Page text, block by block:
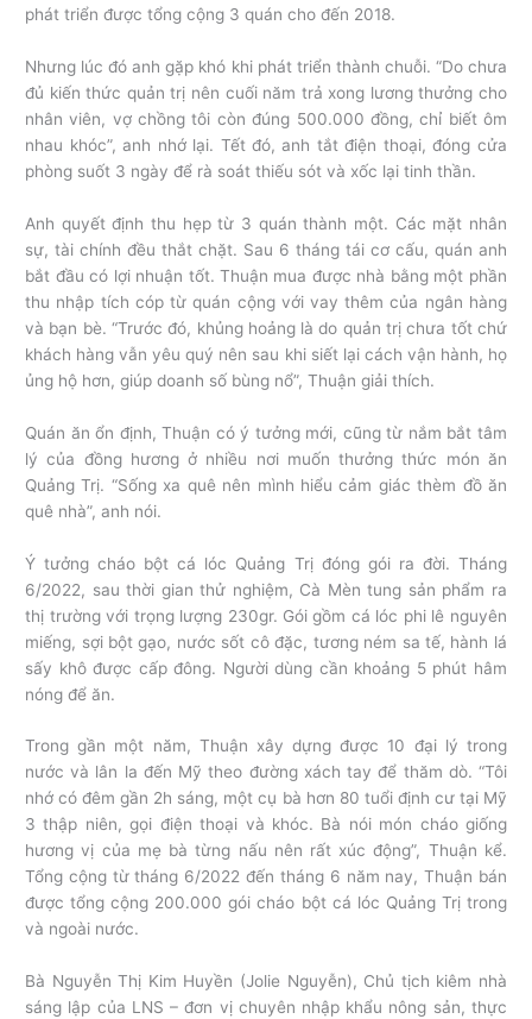
phát triển được tổng cộng 3 quán cho đến 2018.
Nhưng lúc đó anh gặp khó khi phát triển thành chuỗi. “Do chưa
đủ kiến thức quản trị nên cuối năm trả xong lương thưởng cho
nhân viên, vợ chồng tôi còn đúng 500.000 đồng, chỉ biết ôm
nhau khóc”, anh nhớ lại. Tết đó, anh tắt điện thoại, đóng cửa
phòng suốt 3 ngày để rà soát thiếu sót và xốc lại tinh thần.
Anh quyết định thu hẹp từ 3 quán thành một. Các mặt nhân
sự, tài chính đều thắt chặt. Sau 6 tháng tái cơ cấu, quán anh
bắt đầu có lợi nhuận tốt. Thuận mua được nhà bằng một phần
thu nhập tích cóp từ quán cộng với vay thêm của ngân hàng
và bạn bè. “Trước đó, khủng hoảng là do quản trị chưa tốt chứ
khách hàng vẫn yêu quý nên sau khi siết lại cách vận hành, họ
ủng hộ hơn, giúp doanh số bùng nổ”, Thuận giải thích.
Quán ăn ổn định, Thuận có ý tưởng mới, cũng từ nắm bắt tâm
lý của đồng hương ở nhiều nơi muốn thưởng thức món ăn
Quảng Trị. “Sống xa quê nên mình hiểu cảm giác thèm đồ ăn
quê nhà”, anh nói.
Ý tưởng cháo bột cá lóc Quảng Trị đóng gói ra đời. Tháng
6/2022, sau thời gian thử nghiệm, Cà Mèn tung sản phẩm ra
thị trường với trọng lượng 230gr. Gói gồm cá lóc phi lê nguyên
miếng, sợi bột gạo, nước sốt cô đặc, tương ném sa tế, hành lá
sấy khô được cấp đông. Người dùng cần khoảng 5 phút hâm
nóng để ăn.
Trong gần một năm, Thuận xây dựng được 10 đại lý trong
nước và lân la đến Mỹ theo đường xách tay để thăm dò. “Tôi
nhớ có đêm gần 2h sáng, một cụ bà hơn 80 tuổi định cư tại Mỹ
3 thập niên, gọi điện thoại và khóc. Bà nói món cháo giống
hương vị của mẹ bà từng nấu nên rất xúc động”, Thuận kể.
Tổng cộng từ tháng 6/2022 đến tháng 6 năm nay, Thuận bán
được tổng cộng 200.000 gói cháo bột cá lóc Quảng Trị trong
và ngoài nước.
Bà Nguyễn Thị Kim Huyền (Jolie Nguyễn), Chủ tịch kiêm nhà
sáng lập của LNS – đơn vị chuyên nhập khẩu nông sản, thực